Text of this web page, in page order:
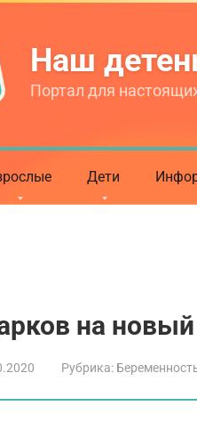
Наш
Портал для
Дети
на
Рубрика: